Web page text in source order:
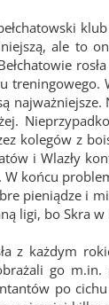
ale to
treningowego.
kolegów z
i Wlazły
końcu
pieniądze i
ligi, bo Skra
z każdym
go
po